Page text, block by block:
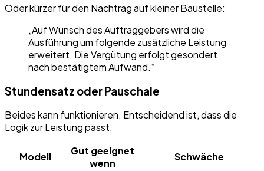
Oder kürzer für den Nachtrag auf kleiner Baustelle:
„Auf Wunsch des Auftraggebers wird die
Ausführung um folgende zusätzliche Leistung
erweitert. Die Vergütung erfolgt gesondert
nach bestätigtem Aufwand.“
Stundensatz oder Pauschale
Beides kann funktionieren. Entscheidend ist, dass die
Logik zur Leistung passt.
Modell
Gut geeignet
wenn
Schwäche